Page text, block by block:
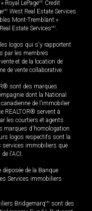
« Royal LePageMD Credit
MD West Real Estate Services
Mont-Tremblant »
Estate ServicesMD.
logos qui s'y rapportent
par les membres
et de la location de
de vente collaborative.
sont des marques
dont la National
de l’immobilier
REALTOR® servent à
les courtiers et agents
marques d'homologation
logos respectifs sont la
services immobiliers que
l'ACI.
de la Banque
Services immobiliers
BridgemarqMD sont des